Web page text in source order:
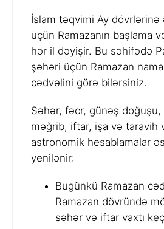
İslam təqvimi Ay dövrlərinə
üçün Ramazanın başlama
hər il dəyişir. Bu səhifədə
şəhəri üçün Ramazan
cədvəlini görə bilərsiniz.
Səhər, fəcr, günəş doğuşu,
məğrib, iftar, işa və taravih
astronomik hesablamalar
yenilənir:
Bugünkü Ramazan
Ramazan dövründə
səhər və iftar vaxtı